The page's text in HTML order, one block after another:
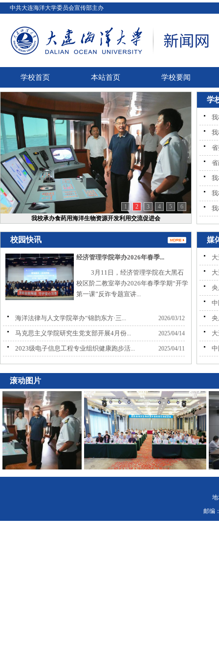
中共大连海洋大学委员会宣传部主办
学校首页 本站首页 学校要闻
1 2 3 4 5
6
我校举办第八十三期蓝色讲坛暨食药用海洋生物资...
学
校园快讯
经济管理学院举办2026年春季...
3月11日，经济管理学院在大黑石
校区阶二教室举办2026年春季学期“开学
第一课”反诈专题宣讲...
海洋法律与人文学院举办“锦韵东方·三... 2026/03/12
马克思主义学院研究生党支部开展4月份... 2025/04/14
2023级电子信息工程专业组织健康跑步活... 2025/04/11
媒
滚动图片
地
邮编